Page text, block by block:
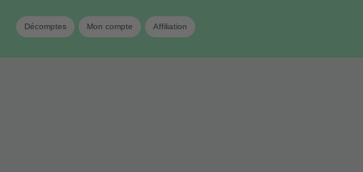
Décomptes Mon compte Affiliation